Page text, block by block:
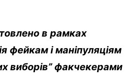
в рамках
фейкам і маніпуляціям
виборів” факчекерами